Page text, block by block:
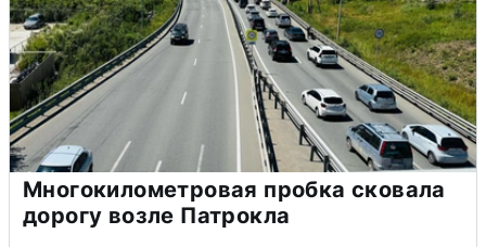
Многокилометровая пробка сковала
дорогу возле Патрокла